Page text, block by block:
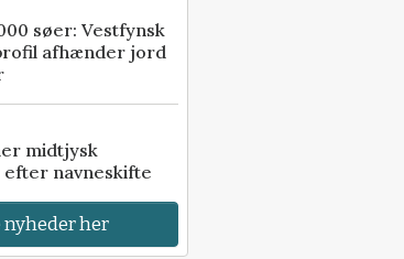
søer: Vestfynsk
afhænder jord
midtjysk
efter navneskifte
nyheder her